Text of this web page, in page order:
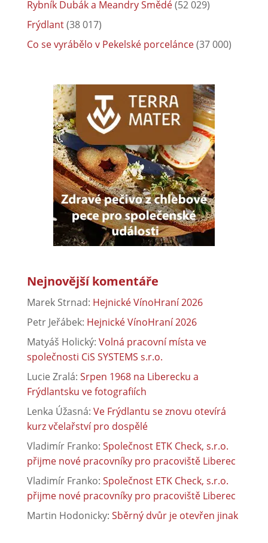
Rybník Dubák a Meandry Smědé(52 029)
Frýdlant(38 017)
Co se vyrábělo v Pekelské porcelánce(37 000)
Nejnovější komentáře
Marek Strnad: Hejnické VínoHraní 2026
Petr Jeřábek: Hejnické VínoHraní 2026
Matyáš Holický: Volná pracovní místa ve
společnosti CiS SYSTEMS s.r.o.
Lucie Zralá: Srpen 1968 na Liberecku a
Frýdlantsku ve fotografiích
Lenka Úžasná: Ve Frýdlantu se znovu otevírá
kurz včelařství pro dospělé
Vladimír Franko: Společnost ETK Check, s.r.o.
přijme nové pracovníky pro pracoviště Liberec
Vladimír Franko: Společnost ETK Check, s.r.o.
přijme nové pracovníky pro pracoviště Liberec
Martin Hodonicky: Sběrný dvůr je otevřen jinak